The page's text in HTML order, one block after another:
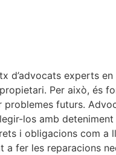
d’advocats experts
Per això, és
futurs.
los amb
i obligacions com
fer les reparacions